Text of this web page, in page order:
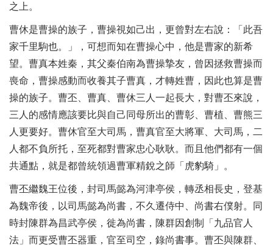
之上。
曹休是曹操的族子，曹操視如己出，更曾對左右說：「此吾
家千里駒也。」，可想而知在曹操心中，他是曹家的新希
望。曹真本姓秦，其父秦伯南為曹操摯友，曾因拯救曹操而
喪命，曹操感動而收養其子曹真，才轉姓曹，因此也算是曹
操的族子。曹丕、曹真、曹休三人一起長大，對曹丕來說，
三人的感情應該要比與自己同母所出的曹彰、曹植、曹熊三
人更要好。曹休官至大司馬，曹真官至大將軍、大司馬，二
人都不負所托，至死都對曹家忠心耿耿。而且他們都有一個
共通點，就是都曾統領過曹軍精銳之師「虎豹騎」。
曹丕繼魏王位後，封司馬懿為河津亭侯，轉丞相長史，登基
為魏帝後，以司馬懿為尚書，不久遷侍中、尚書右僕射。同
時封陳群為昌武亭侯，徙為尚書，陳群因創制「九品官人
法」而更受曹丕器重，官至司空，錄尚書事。曹丕與陳群、